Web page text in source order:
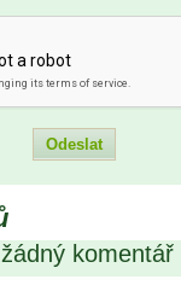
komentář